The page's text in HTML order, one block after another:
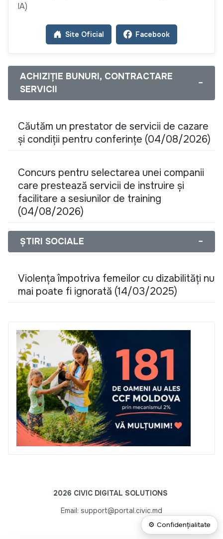
IA)
Site Oficial Facebook
ACHIZIȚIE BUNURI, CONTRACTARE
SERVICII
−
Căutăm un prestator de servicii de cazare
și condiții pentru conferințe (04/08/2026)
Concurs pentru selectarea unei companii
care prestează servicii de instruire și
facilitare a sesiunilor de training
(04/08/2026)
ȘTIRI SOCIALE −
Violența împotriva femeilor cu dizabilități nu
mai poate fi ignorată (14/03/2025)
2026 CIVIC DIGITAL SOLUTIONS
Email: support@portal.civic.md
⚙ Confidențialitate